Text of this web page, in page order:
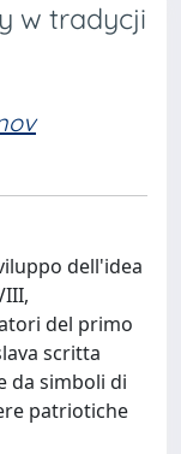
w tradycji
dell'idea
del primo
scritta
da simboli di
patriotiche